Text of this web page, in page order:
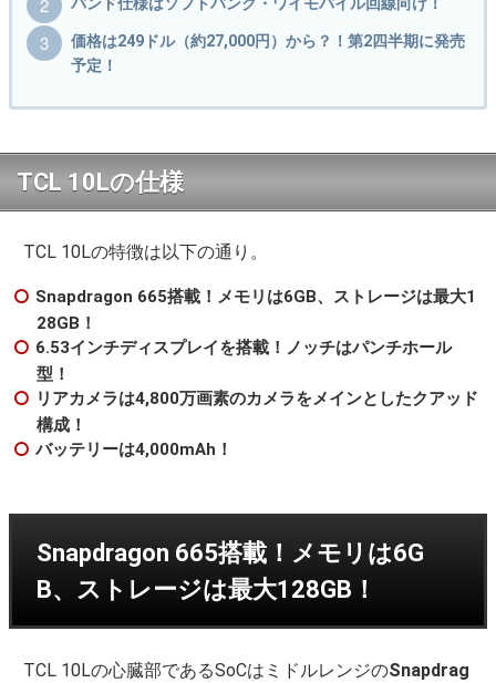
価格は249ドル（約27,000円）から？！第2四半期に発売
予定！
TCL 10Lの仕様
TCL 10Lの特徴は以下の通り。
Snapdragon 665搭載！メモリは6GB、ストレージは最大1
28GB！
6.53インチディスプレイを搭載！ノッチはパンチホール
型！
リアカメラは4,800万画素のカメラをメインとしたクアッド
構成！
バッテリーは4,000mAh！
Snapdragon 665搭載！メモリは6G
B、ストレージは最大128GB！
TCL 10Lの心臓部であるSoCはミドルレンジのSnapdrag